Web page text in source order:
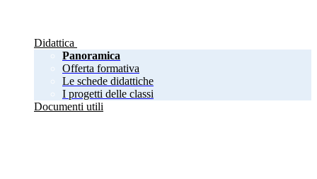
Didattica
Panoramica
Offerta formativa
Le schede didattiche
I progetti delle classi
Documenti utili